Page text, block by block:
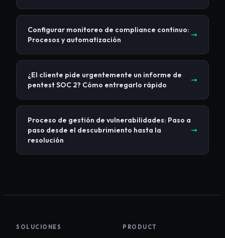
Configurar monitoreo de compliance continuo:
Procesos y automatización
¿El cliente pide urgentemente un informe de
pentest SOC 2? Cómo entregarlo rápido
Proceso de gestión de vulnerabilidades: Paso a
paso desde el descubrimiento hasta la
resolución
SOLUCIONES PRODUCT